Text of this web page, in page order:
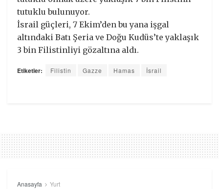
tutuklu bulunuyor.
İsrail güçleri, 7 Ekim’den bu yana işgal
altındaki Batı Şeria ve Doğu Kudüs’te yaklaşık
3 bin Filistinliyi gözaltına aldı.
Etiketler: Filistin Gazze Hamas İsrail
Anasayfa Yurt